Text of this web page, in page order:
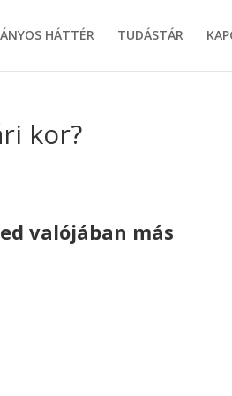
HÁTTÉR TUDÁSTÁR
kor?
valójában más